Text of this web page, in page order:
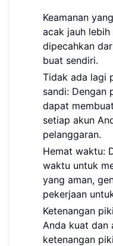
Keamanan
acak jauh
dipecahkan
buat sendiri.
Tidak ada lagi
sandi: Dengan
dapat
setiap akun
pelanggaran.
Hemat waktu:
waktu untuk
yang aman,
pekerjaan
Ketenangan
Anda kuat dan
ketenangan